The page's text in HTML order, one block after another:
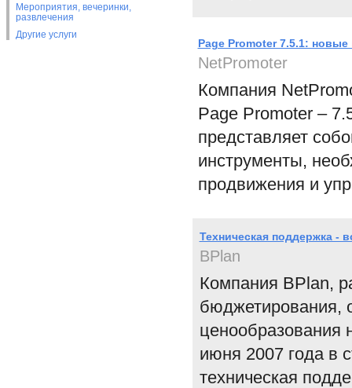
Мероприятия, вечеринки,
развлечения
Другие услуги
Page Promoter 7.5.1:
NetPromoter
Компания
Page Promoter –
представляет
инструменты,
продвижения и
Техническая поддержка -
BPlan
Компания BPlan,
бюджетирования,
ценообразования
июня 2007 года в
техническая